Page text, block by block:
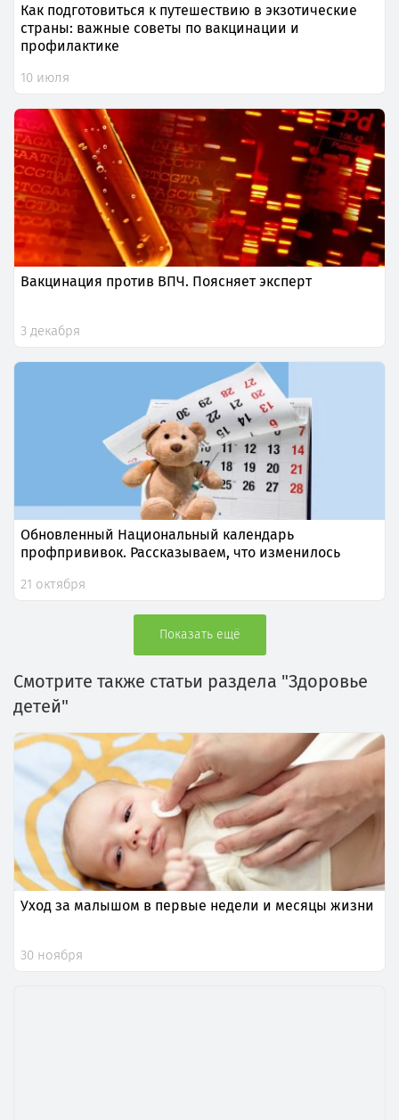
Как подготовиться к путешествию в экзотические
страны: важные советы по вакцинации и
профилактике
10 июля
Вакцинация против ВПЧ. Поясняет эксперт
3 декабря
Обновленный Национальный календарь
профпрививок. Рассказываем, что изменилось
21 октября
Показать ещё
Смотрите также статьи раздела "Здоровье
детей"
Уход за малышом в первые недели и месяцы жизни
30 ноября